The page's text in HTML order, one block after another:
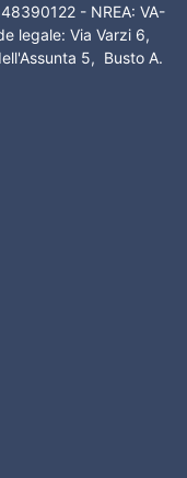
- NREA: VA-
legale: Via Varzi 6,
5, Busto A.